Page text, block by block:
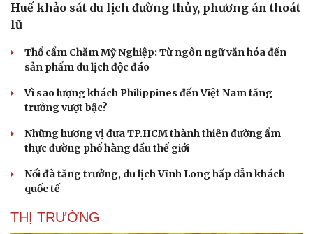
Thể thao
Lịch thi đấu bóng đá
Huế khảo sát du lịch đường thủy, phương án thoát
lũ
Thổ cẩm Chăm Mỹ Nghiệp: Từ ngôn ngữ văn hóa đến
sản phẩm du lịch độc đáo
Vì sao lượng khách Philippines đến Việt Nam tăng
trưởng vượt bậc?
Những hương vị đưa TP.HCM thành thiên đường ẩm
thực đường phố hàng đầu thế giới
Nối đà tăng trưởng, du lịch Vĩnh Long hấp dẫn khách
quốc tế
THỊ TRƯỜNG